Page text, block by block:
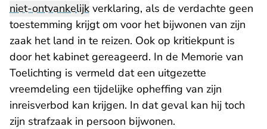
niet-ontvankelijk verklaring, als de verdachte geen
toestemming krijgt om voor het bijwonen van zijn
zaak het land in te reizen. Ook op kritiekpunt is
door het kabinet gereageerd. In de Memorie van
Toelichting is vermeld dat een uitgezette
vreemdeling een tijdelijke opheffing van zijn
inreisverbod kan krijgen. In dat geval kan hij toch
zijn strafzaak in persoon bijwonen.